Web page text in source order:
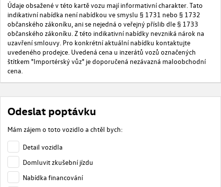
Údaje obsažené v této kartě vozu mají informativní charakter. Tato
indikativní nabídka není nabídkou ve smyslu § 1731 nebo § 1732
občanského zákoníku, ani se nejedná o veřejný příslib dle § 1733
občanského zákoníku. Z této indikativní nabídky nevzniká nárok na
uzavření smlouvy. Pro konkrétní aktuální nabídku kontaktujte
uvedeného prodejce. Uvedená cena u inzerátů vozů označených
štítkem "Importérský vůz" je doporučená nezávazná maloobchodní
cena.
Odeslat poptávku
Mám zájem o toto vozidlo a chtěl bych:
Detail vozidla
Domluvit zkušební jízdu
Nabídka financování